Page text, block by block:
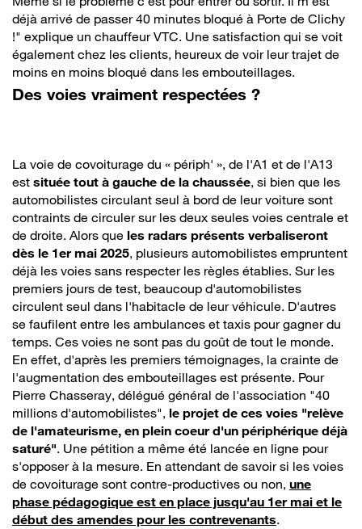
déjà arrivé de passer 40 minutes bloqué à Porte de Clichy
!" explique un chauffeur VTC. Une satisfaction qui se voit
également chez les clients, heureux de voir leur trajet de
moins en moins bloqué dans les embouteillages.
Des voies vraiment respectées ?
La voie de covoiturage du « périph' », de l'A1 et de l'A13
est située tout à gauche de la chaussée, si bien que les
automobilistes circulant seul à bord de leur voiture sont
contraints de circuler sur les deux seules voies centrale et
de droite. Alors que les radars présents verbaliseront
dès le 1er mai 2025, plusieurs automobilistes empruntent
déjà les voies sans respecter les règles établies. Sur les
premiers jours de test, beaucoup d'automobilistes
circulent seul dans l'habitacle de leur véhicule. D'autres
se faufilent entre les ambulances et taxis pour gagner du
temps. Ces voies ne sont pas du goût de tout le monde.
En effet, d'après les premiers témoignages, la crainte de
l'augmentation des embouteillages est présente. Pour
Pierre Chasseray, délégué général de l'association "40
millions d'automobilistes", le projet de ces voies "relève
de l'amateurisme, en plein coeur d'un périphérique déjà
saturé". Une pétition a même été lancée en ligne pour
s'opposer à la mesure. En attendant de savoir si les voies
de covoiturage sont contre-productives ou non, une
phase pédagogique est en place jusqu'au 1er mai et le
début des amendes pour les contrevenants.